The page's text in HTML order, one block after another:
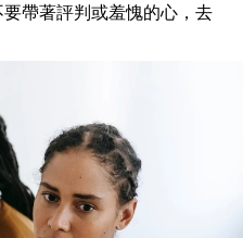
帶著評判或羞愧的心，去